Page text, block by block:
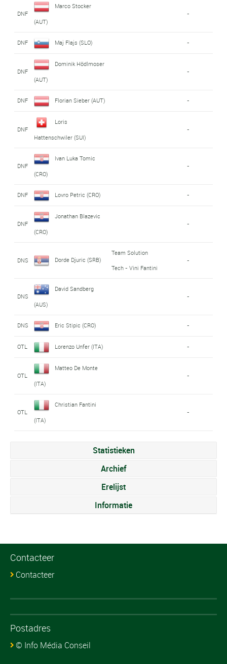
DNF
Marco Stocker
(AUT)
-
DNF Maj Flajs (SLO) -
DNF
Dominik Hödlmoser
(AUT)
-
DNF Florian Sieber (AUT) -
DNF
Loris
Hattenschwiler (SUI)
-
DNF
Ivan Luka Tomic
(CRO)
-
DNF Lovro Petric (CRO) -
DNF
Jonathan Blazevic
(CRO)
-
DNS Dorde Djuric (SRB)
Team Solution
Tech - Vini Fantini
-
DNS
David Sandberg
(AUS)
-
DNS Eric Stipic (CRO) -
OTL Lorenzo Unfer (ITA) -
OTL
Matteo De Monte
(ITA)
-
OTL
Christian Fantini
(ITA)
-
Statistieken
Archief
Erelijst
Informatie
Contacteer
Contacteer
Postadres
© Info Média Conseil